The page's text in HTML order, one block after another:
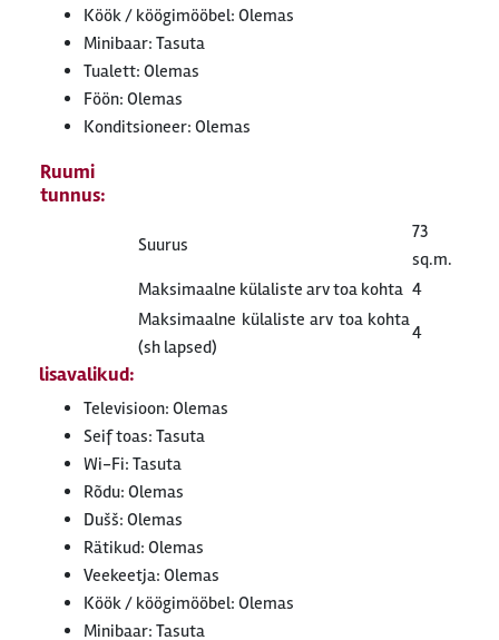
Köök / köögimööbel: Olemas
Minibaar: Tasuta
Tualett: Olemas
Föön: Olemas
Konditsioneer: Olemas
Suurus
73
sq.m.
Maksimaalne külaliste arv toa kohta 4
Maksimaalne külaliste arv toa kohta
(sh lapsed)
4
Ruumi
tunnus:
lisavalikud:
Televisioon: Olemas
Seif toas: Tasuta
Wi-Fi: Tasuta
Rõdu: Olemas
Dušš: Olemas
Rätikud: Olemas
Veekeetja: Olemas
Köök / köögimööbel: Olemas
Minibaar: Tasuta